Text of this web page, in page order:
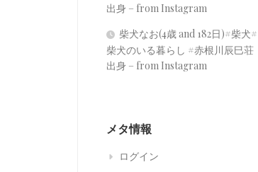
出身 – from Instagram
柴犬なお(4歳 and 182日)#柴犬#
柴犬のいる暮らし #赤根川辰巳荘
出身 – from Instagram
メタ情報
ログイン